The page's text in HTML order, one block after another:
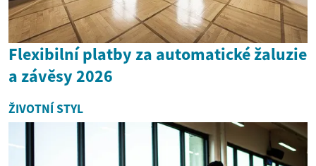
Flexibilní platby za automatické žaluzie
a závěsy 2026
ŽIVOTNÍ STYL